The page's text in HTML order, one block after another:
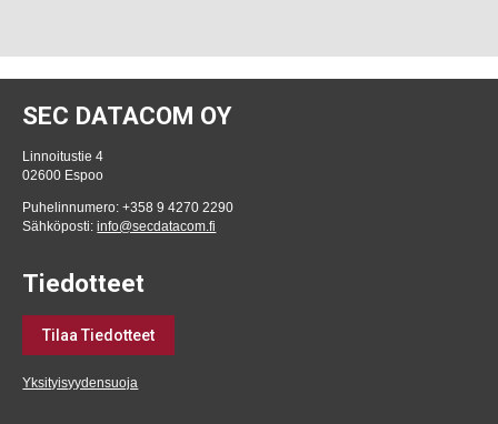
SEC DATACOM OY
Linnoitustie 4
02600 Espoo
Puhelinnumero: +358 9 4270 2290
Sähköposti:info@secdatacom.fi
Tiedotteet
Tilaa Tiedotteet
Yksityisyydensuoja